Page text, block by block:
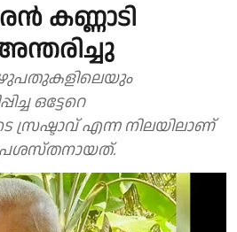
കണ്ണാടി
ഒട്ടേറെ
എന്ന നിലയിലാണ്